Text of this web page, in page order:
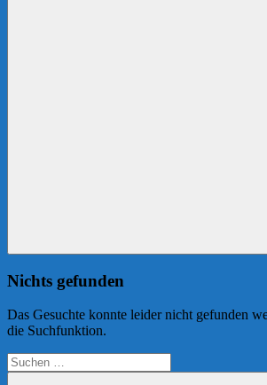
Nichts gefunden
Das Gesuchte konnte leider nicht gefunden
die Suchfunktion.
Suchen
nach: